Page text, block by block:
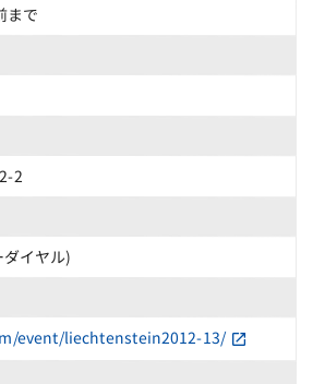
まで
2
イヤル)
event/liechtenstein2012-13/